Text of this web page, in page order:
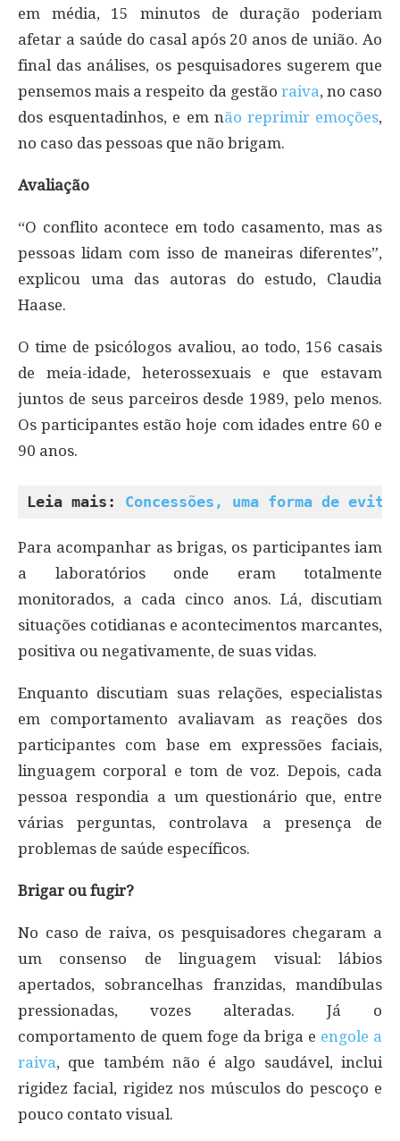
em média, 15 minutos de duração poderiam
afetar a saúde do casal após 20 anos de união. Ao
final das análises, os pesquisadores sugerem que
pensemos mais a respeito da gestão raiva, no caso
dos esquentadinhos, e em não reprimir emoções,
no caso das pessoas que não brigam.
Avaliação
“O conflito acontece em todo casamento, mas as
pessoas lidam com isso de maneiras diferentes”,
explicou uma das autoras do estudo, Claudia
Haase.
O time de psicólogos avaliou, ao todo, 156 casais
de meia-idade, heterossexuais e que estavam
juntos de seus parceiros desde 1989, pelo menos.
Os participantes estão hoje com idades entre 60 e
90 anos.
Leia mais: Concessões, uma forma de
Para acompanhar as brigas, os participantes iam
a laboratórios onde eram totalmente
monitorados, a cada cinco anos. Lá, discutiam
situações cotidianas e acontecimentos marcantes,
positiva ou negativamente, de suas vidas.
Enquanto discutiam suas relações, especialistas
em comportamento avaliavam as reações dos
participantes com base em expressões faciais,
linguagem corporal e tom de voz. Depois, cada
pessoa respondia a um questionário que, entre
várias perguntas, controlava a presença de
problemas de saúde específicos.
Brigar ou fugir?
No caso de raiva, os pesquisadores chegaram a
um consenso de linguagem visual: lábios
apertados, sobrancelhas franzidas, mandíbulas
pressionadas, vozes alteradas. Já o
comportamento de quem foge da briga e engole a
raiva, que também não é algo saudável, inclui
rigidez facial, rigidez nos músculos do pescoço e
pouco contato visual.